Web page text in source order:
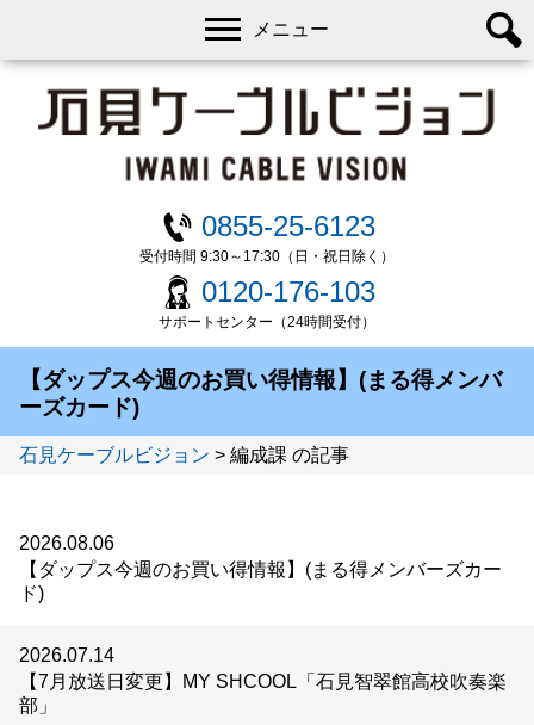
0855-25-6123
受付時間 9:30～17:30（日・祝日除く）
0120-176-103
サポートセンター（24時間受付）
メニュー
【ダップス今週のお買い得情報】(まる得メンバ
ーズカード)
石見ケーブルビジョン > 編成課 の記事
2026.08.06
【ダップス今週のお買い得情報】(まる得メンバーズカー
ド)
2026.07.14
【7月放送日変更】MY SHCOOL「石見智翠館高校吹奏楽
部」